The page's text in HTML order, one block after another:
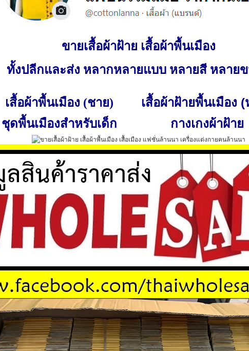
ขายเสื้อผ้าฝ้าย เสื้อผ้าพื้นเมือง
ทั้งปลีกและส่ง หลากหลายแบบ หลายสี หลาย
เสื้อผ้าพื้นเมือง (ชาย)
เสื้อผ้าฝ้ายพื้นเมือง
ชุดพื้นเมืองสำหรับเด็ก
กางเกงผ้าฝ้าย